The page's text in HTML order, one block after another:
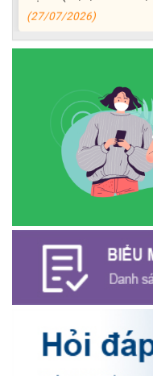
(27/07/2026)
ĐỒNG CHÍ PHAN XUÂN
(27/07/2026)
Phát biểu bế mạc Hội
thư, Chủ tịch nước Tô Lâm
(26/07/2026)
VAY KÝ QUỸ ĐỐI VỚI
QUỐC
(24/07/2026)
HỘI NÔNG DÂN XÃ CƯ
BÁ SẢN PHẨM OCOP
OCOP TỈNH KHÁNH HÒA
(18/07/2026)